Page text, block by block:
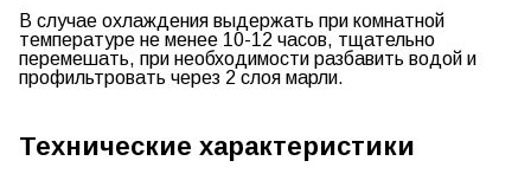
В случае охлаждения выдержать при комнатной
температуре не менее 10-12 часов, тщательно
перемешать, при необходимости разбавить водой и
профильтровать через 2 слоя марли.
Технические характеристики